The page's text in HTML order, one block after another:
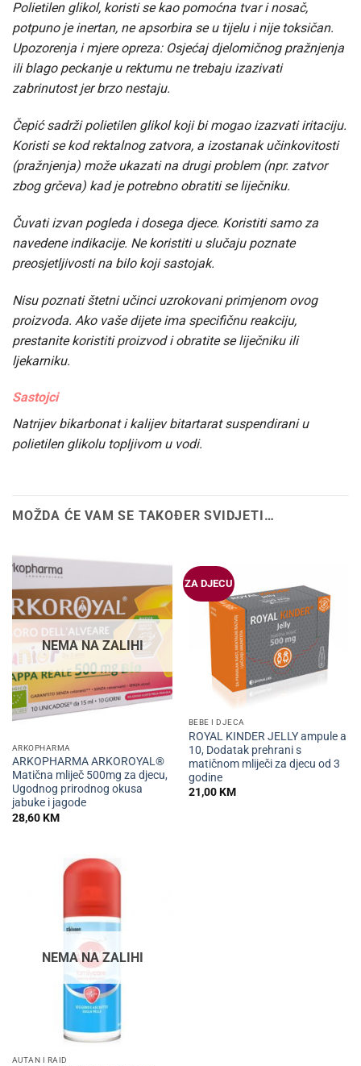
Polietilen glikol, koristi se kao pomoćna tvar i nosač,
potpuno je inertan, ne apsorbira se u tijelu i nije toksičan.
Upozorenja i mjere opreza: Osjećaj djelomičnog pražnjenja
ili blago peckanje u rektumu ne trebaju izazivati
zabrinutost jer brzo nestaju.
Čepić sadrži polietilen glikol koji bi mogao izazvati iritaciju.
Koristi se kod rektalnog zatvora, a izostanak učinkovitosti
(pražnjenja) može ukazati na drugi problem (npr. zatvor
zbog grčeva) kad je potrebno obratiti se liječniku.
Čuvati izvan pogleda i dosega djece. Koristiti samo za
navedene indikacije. Ne koristiti u slučaju poznate
preosjetljivosti na bilo koji sastojak.
Nisu poznati štetni učinci uzrokovani primjenom ovog
proizvoda. Ako vaše dijete ima specifičnu reakciju,
prestanite koristiti proizvod i obratite se liječniku ili
ljekarniku.
Sastojci
Natrijev bikarbonat i kalijev bitartarat suspendirani u
polietilen glikolu topljivom u vodi.
MOŽDA ĆE VAM SE TAKOĐER SVIDJETI…
NEMA NA ZALIHI
ARKOPHARMA
ARKOPHARMA ARKOROYAL®
Matična mliječ 500mg za djecu,
Ugodnog prirodnog okusa
jabuke i jagode
28,60KM
ZA DJECU
BEBE I DJECA
ROYAL KINDER JELLY ampule a
10, Dodatak prehrani s
matičnom mliječi za djecu od 3
godine
21,00KM
NEMA NA ZALIHI
AUTAN I RAID